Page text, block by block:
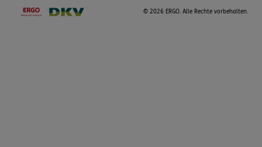
© 2026 ERGO. Alle Rechte vorbehalten.